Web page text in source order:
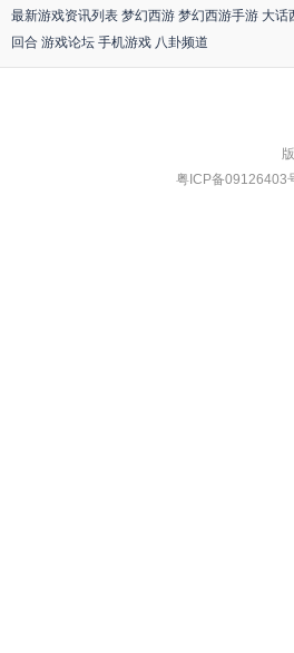
最新游戏资讯列表 梦幻西游 梦幻西游手游 大话
回合 游戏论坛 手机游戏 八卦频道
粤ICP备09126403